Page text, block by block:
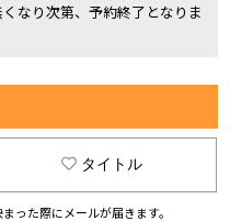
なり次第、予約終了となりま
タイトル
った際にメールが届きます。